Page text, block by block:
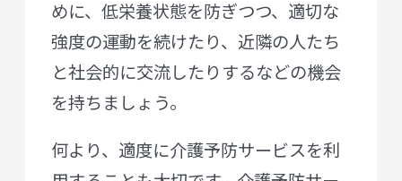
めに、低栄養状態を防ぎつつ、適切な
強度の運動を続けたり、近隣の人たち
と社会的に交流したりするなどの機会
を持ちましょう。
何より、適度に介護予防サービスを利